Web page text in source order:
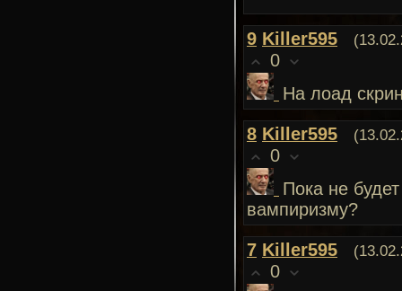
9 Killer595
0
На лоад
8 Killer595
0
Пока не
вампиризму?
7 Killer595
0